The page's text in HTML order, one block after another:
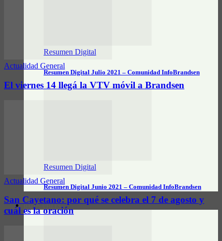
Resumen Digital
Resumen Digital Julio 2021 – Comunidad InfoBrandsen
Resumen Digital
Resumen Digital Junio 2021 – Comunidad InfoBrandsen
DATOS ÚTILES
Actualidad General
El viernes 14 llegá la VTV móvil a Brandsen
Actualidad General
San Cayetano: por qué se celebra el 7 de agosto y
cuál es la oración